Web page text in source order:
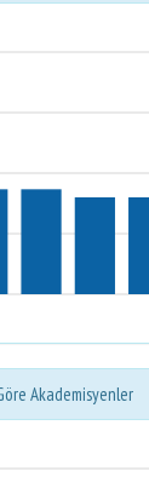
Akademisyenler